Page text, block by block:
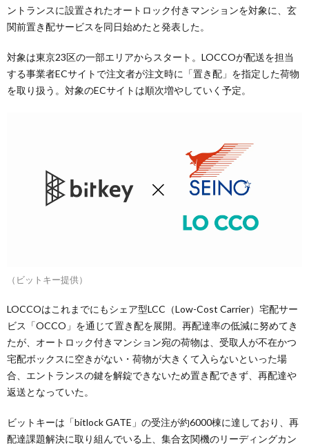
ントランスに設置されたオートロック付きマンションを対象に、玄
関前置き配サービスを同日始めたと発表した。
対象は東京23区の一部エリアからスタート。LOCCOが配送を担当
する事業者ECサイトで注文者が注文時に「置き配」を指定した荷物
を取り扱う。対象のECサイトは順次増やしていく予定。
（ビットキー提供）
LOCCOはこれまでにもシェア型LCC（Low-Cost Carrier）宅配サー
ビス「OCCO」を通じて置き配を展開。再配達率の低減に努めてき
たが、オートロック付きマンション宛の荷物は、受取人が不在かつ
宅配ボックスに空きがない・荷物が大きくて入らないといった場
合、エントランスの鍵を解錠できないため置き配できず、再配達や
返送となっていた。
ビットキーは「bitlock GATE」の受注が約6000棟に達しており、再
配達課題解決に取り組んでいる上、集合玄関機のリーディングカン